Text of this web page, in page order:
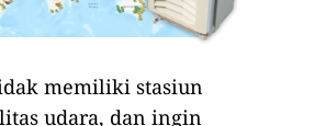
memiliki stasiun
udara, dan ingin